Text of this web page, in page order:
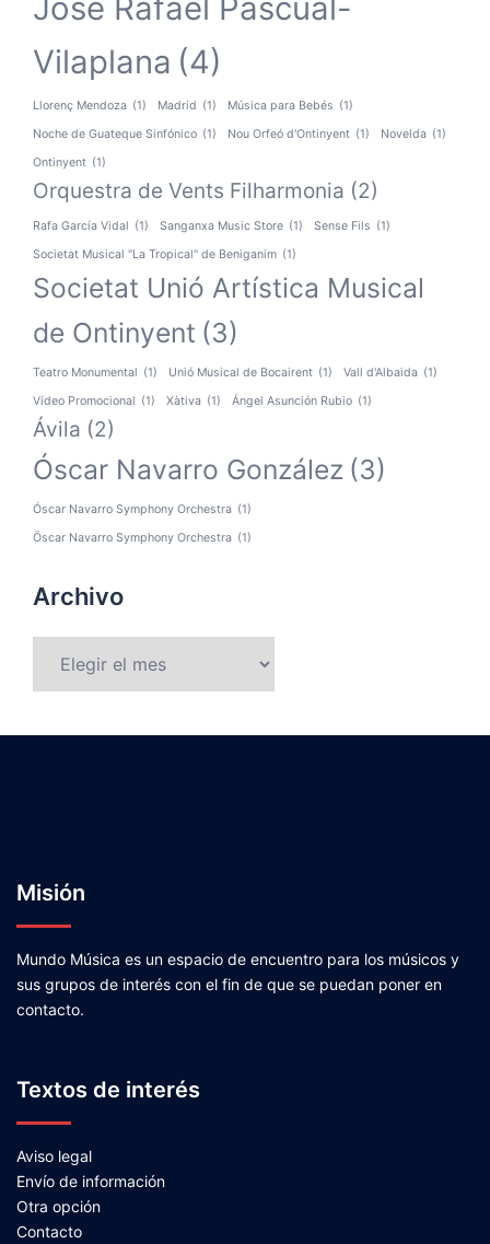
José Rafael Pascual-
Vilaplana (4)
Llorenç Mendoza (1) Madrid (1) Música para Bebés (1)
Noche de Guateque Sinfónico (1) Nou Orfeó d'Ontinyent (1) Novelda (1)
Ontinyent (1)
Orquestra de Vents Filharmonia (2)
Rafa García Vidal (1) Sanganxa Music Store (1) Sense Fils (1)
Societat Musical "La Tropical" de Beniganim (1)
Societat Unió Artística Musical
de Ontinyent (3)
Teatro Monumental (1) Unió Musical de Bocairent (1) Vall d'Albaida (1)
Vídeo Promocional (1) Xàtiva (1) Ángel Asunción Rubio (1)
Ávila (2)
Óscar Navarro González (3)
Óscar Navarro Symphony Orchestra (1)
Öscar Navarro Symphony Orchestra (1)
Archivo
Misión
Mundo Música es un espacio de encuentro para los músicos y
sus grupos de interés con el fin de que se puedan poner en
contacto.
Textos de interés
Aviso legal
Envío de información
Otra opción
Contacto